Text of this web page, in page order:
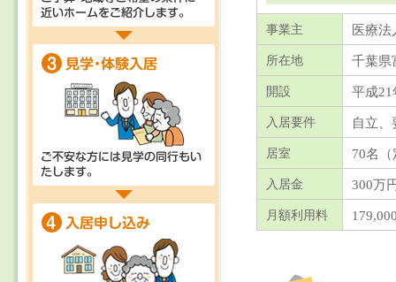
事業主 医療法
所在地 千葉県
開設 平成21
入居要件 自立、
居室 70名
入居金 300万
月額利用料